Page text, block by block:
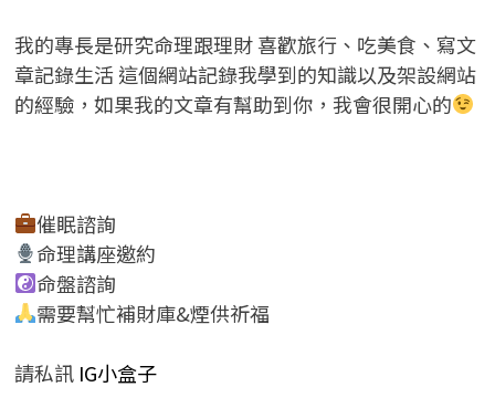
我的專長是研究命理跟理財 喜歡旅行、吃美食、寫文
章記錄生活 這個網站記錄我學到的知識以及架設網站
的經驗，如果我的文章有幫助到你，我會很開心的
催眠諮詢
命理講座邀約
命盤諮詢
需要幫忙補財庫&煙供祈福
請私訊IG小盒子